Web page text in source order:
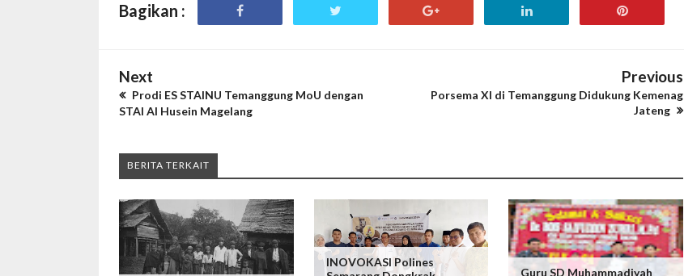
Bagikan :
Next
Prodi ES STAINU Temanggung MoU dengan
STAI Al Husein Magelang
Previous
Porsema XI di Temanggung Didukung Kemenag
Jateng
BERITA TERKAIT
INOVOKASI Polines
Guru SD Muhammadiyah